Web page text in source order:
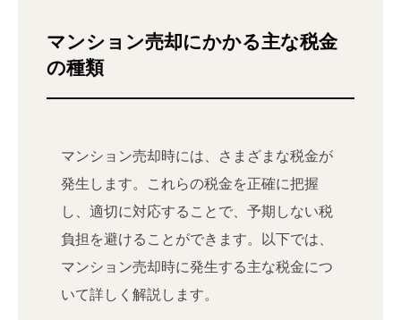
マンション売却にかかる主な税金
の種類
マンション売却時には、さまざまな税金が
発生します。これらの税金を正確に把握
し、適切に対応することで、予期しない税
負担を避けることができます。以下では、
マンション売却時に発生する主な税金につ
いて詳しく解説します。